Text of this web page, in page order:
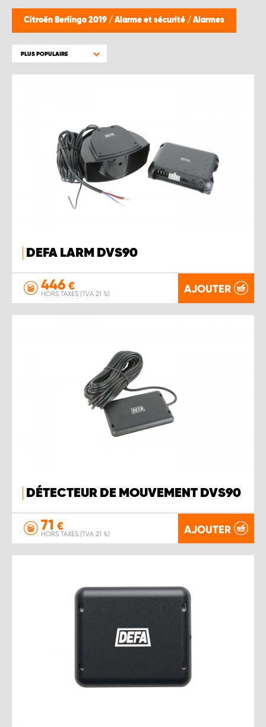
Citroën Berlingo 2019 / Alarme et sécurité / Alarmes
PLUS POPULAIRE
DEFA LARM DVS90
446 €
HORS TAXES (TVA 21 %) AJOUTER
DÉTECTEUR DE MOUVEMENT DVS90
71 €
HORS TAXES (TVA 21 %) AJOUTER